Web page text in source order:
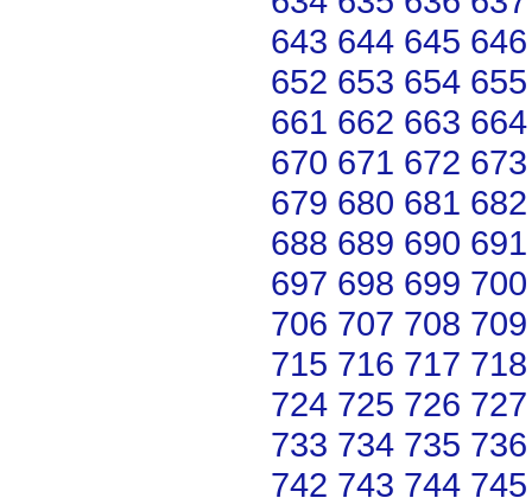
643 644 645 646
652 653 654 655
661 662 663 664
670 671 672 673
679 680 681 682
688 689 690 691
697 698 699 700
706 707 708 709
715 716 717 718
724 725 726 727
733 734 735 736
742 743 744 745